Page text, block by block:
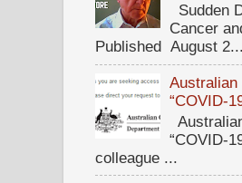
Sudden
Cancer
Published August 2...
“COVID-
“COVID-
colleague ...